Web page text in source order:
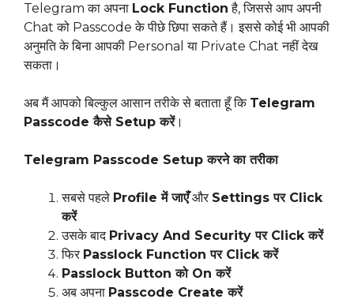
Telegram का अपना Lock Function है, जिससे आप अपनी
Chat को Passcode के पीछे छिपा सकते हैं। इससे कोई भी आपकी
अनुमति के बिना आपकी Personal या Private Chat नहीं देख
सकता।
अब मैं आपको बिल्कुल आसान तरीके से बताता हूँ कि Telegram
Passcode कैसे Setup करें।
Telegram Passcode Setup करने का तरीका
सबसे पहले Profile में जाएँऔर Settings पर Click
करें
उसके बाद Privacy And Security पर Click करें
फिर Passlock Function पर Click करें
Passlock Button को On करें
अब अपना Passcode Create करें